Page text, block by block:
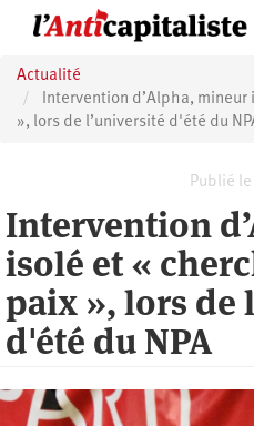
principal
Actualité
Intervention d’Alpha,
», lors de l’université d'été du
Publié
Intervention
isolé et «
paix », lors de
d'été du NPA